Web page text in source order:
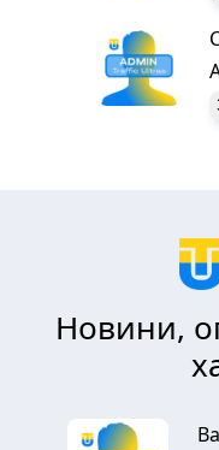
Новини,